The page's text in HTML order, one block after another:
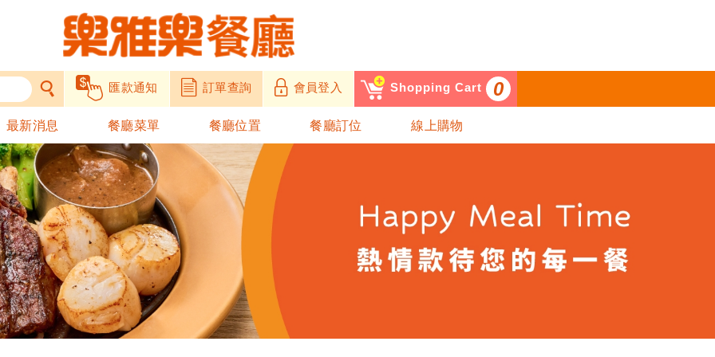
匯款通知 訂單查詢 會員登入 Shopping Cart 0
最新消息 餐廳菜單 餐廳位置 餐廳訂位 線上購物